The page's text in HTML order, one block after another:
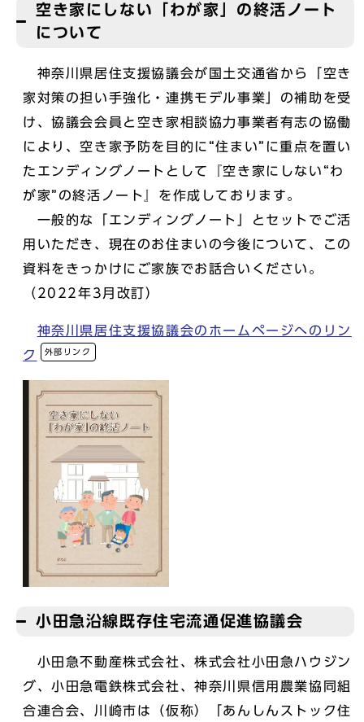
空き家にしない「わが家」の終活ノート
について
神奈川県居住支援協議会が国土交通省から「空き
家対策の担い手強化・連携モデル事業」の補助を受
け、協議会会員と空き家相談協力事業者有志の協働
により、空き家予防を目的に“住まい”に重点を置い
たエンディングノートとして『空き家にしない“わ
が家”の終活ノート』を作成しております。
一般的な「エンディングノート」とセットでご活
用いただき、現在のお住まいの今後について、この
資料をきっかけにご家族でお話合いください。
（2022年3月改訂）
神奈川県居住支援協議会のホームページへのリン
ク
外部リンク
小田急沿線既存住宅流通促進協議会
小田急不動産株式会社、株式会社小田急ハウジン
グ、小田急電鉄株式会社、神奈川県信用農業協同組
合連合会、川崎市は（仮称）「あんしんストック住